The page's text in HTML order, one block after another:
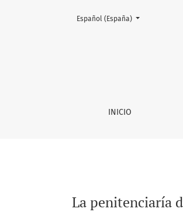
La penitenciaría de
INICIO
Cambiar el idioma. El actual es:
Español (España)
La penitenciaría